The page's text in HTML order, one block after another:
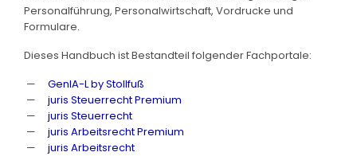
Personalführung, Personalwirtschaft, Vordrucke und
Formulare.
Dieses Handbuch ist Bestandteil folgender Fachportale:
GenIA-L by Stollfuß
juris Steuerrecht Premium
juris Steuerrecht
juris Arbeitsrecht Premium
juris Arbeitsrecht